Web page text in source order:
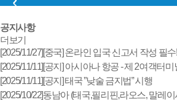
공지사항
더보기
[2025/11/27][중국] 온라인 입국 신고서 작성 필수
[2025/11/11][공지] 아시아나 항공 - 제 2여객터
14일 부터)
[2025/11/11][공지] 태국 ”낮술 금지법” 시행
[2025/10/22]동남아 (태국,필리핀,라오스, 말레